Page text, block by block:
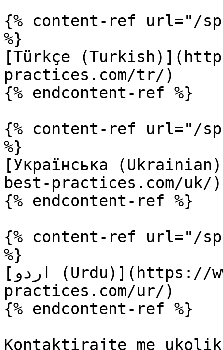
{% content-ref url="/
%}
[Türkçe
practices.com/tr/)
{% endcontent-ref %}
{% content-ref url="/
%}
[Українська
best-practices.com/uk/)
{% endcontent-ref %}
{% content-ref url="/
%}
[اردو (Urdu)](https://www.terraform-best-
practices.com/ur/)
{% endcontent-ref %}
Kontaktirajte me